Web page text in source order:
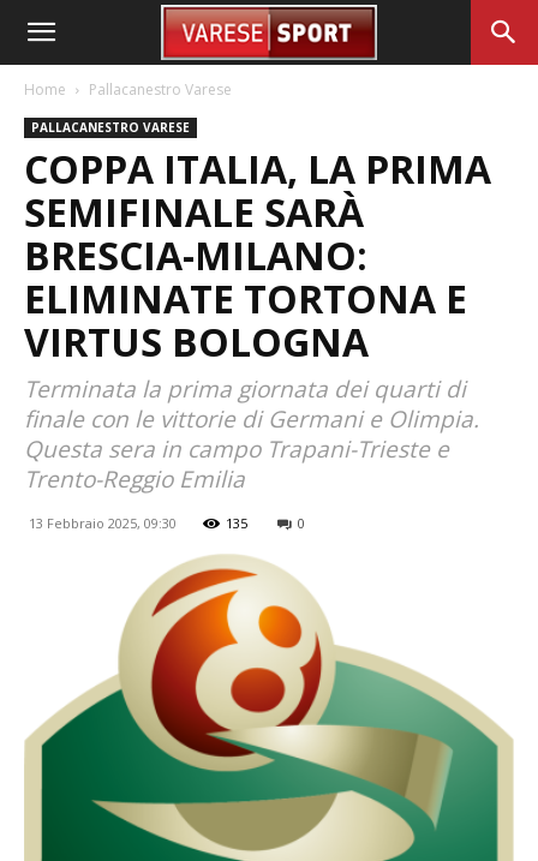
Home Pallacanestro Varese
PALLACANESTRO VARESE
COPPA ITALIA, LA PRIMA
SEMIFINALE SARÀ
BRESCIA-MILANO:
ELIMINATE TORTONA E
VIRTUS BOLOGNA
Terminata la prima giornata dei quarti di
finale con le vittorie di Germani e Olimpia.
Questa sera in campo Trapani-Trieste e
Trento-Reggio Emilia
13 Febbraio 2025, 09:30 135 0